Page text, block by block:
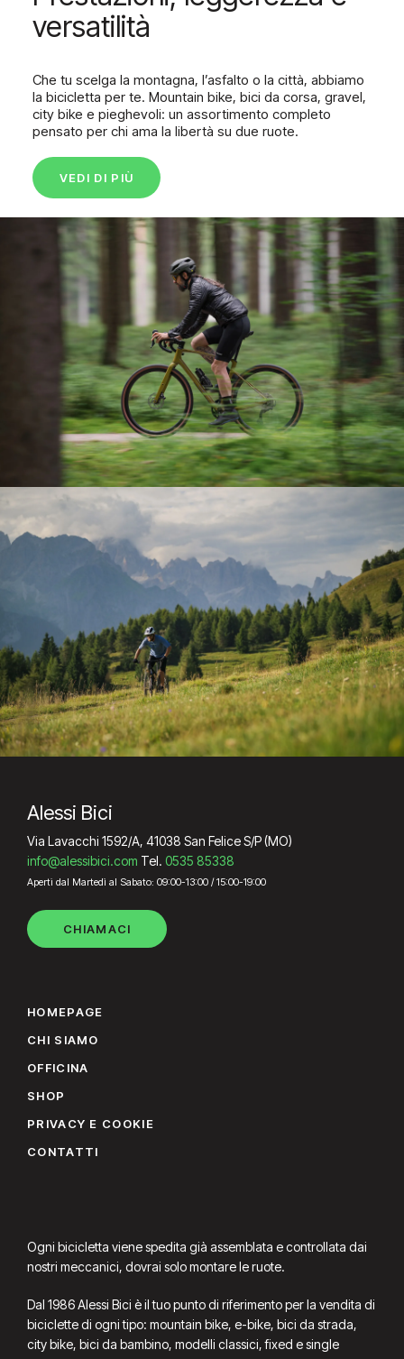
versatilità
Che tu scelga la montagna, l’asfalto o la città, abbiamo
la bicicletta per te. Mountain bike, bici da corsa, gravel,
city bike e pieghevoli: un assortimento completo
pensato per chi ama la libertà su due ruote.
VEDI DI PIÙ
Alessi Bici
Via Lavacchi 1592/A, 41038 San Felice S/P (MO)
info@alessibici.com Tel. 0535 85338
Aperti dal Martedì al Sabato: 09:00-13:00 / 15:00-19:00
CHIAMACI
HOMEPAGE
CHI SIAMO
OFFICINA
SHOP
PRIVACY E COOKIE
CONTATTI
Ogni bicicletta viene spedita già assemblata e controllata dai
nostri meccanici, dovrai solo montare le ruote.
Dal 1986 Alessi Bici è il tuo punto di riferimento per la vendita di
biciclette di ogni tipo: mountain bike, e-bike, bici da strada,
city bike, bici da bambino, modelli classici, fixed e single